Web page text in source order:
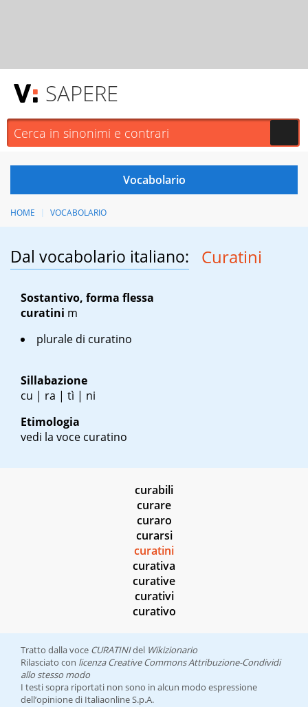
SAPERE
HOME VOCABOLARIO
Dal vocabolario italiano: Curatini
Sostantivo, forma flessa
curatini m
plurale di curatino
Sillabazione
cu | ra | tì | ni
Etimologia
vedi la voce curatino
curabili
curare
curaro
curarsi
curatini
curativa
curative
curativi
curativo
Tratto dalla voce CURATINIdel Wikizionario
Rilasciato con licenza Creative Commons Attribuzione-Condividi
allo stesso modo
I testi sopra riportati non sono in alcun modo espressione
dell’opinione di Italiaonline S.p.A.